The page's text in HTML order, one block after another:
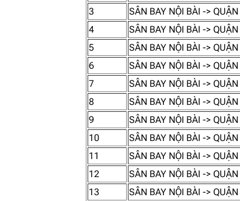
3
SÂN BAY NỘI BÀI ->
4
SÂN BAY NỘI BÀI ->
5
SÂN BAY NỘI BÀI ->
6
SÂN BAY NỘI BÀI ->
7
SÂN BAY NỘI BÀI ->
8
SÂN BAY NỘI BÀI ->
9
SÂN BAY NỘI BÀI ->
10
SÂN BAY NỘI BÀI ->
11
SÂN BAY NỘI BÀI ->
12
SÂN BAY NỘI BÀI ->
13
SÂN BAY NỘI BÀI ->